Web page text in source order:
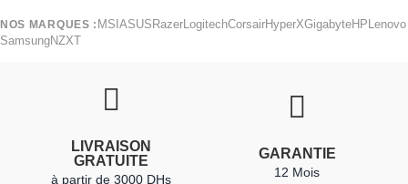
NOS MARQUES : MSI ASUS RazerLogitechCorsairHyperXGigabyteHP Lenovo
SamsungNZXT
LIVRAISON
GRATUITE
à partir de 3000 DHs
GARANTIE
12 Mois